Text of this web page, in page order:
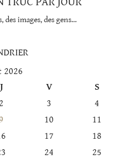
des images, des gens…
2026
J V S
2 3 4
10 11
17 18
24 25